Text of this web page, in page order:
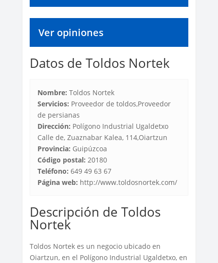
Ver opiniones
Datos de Toldos Nortek
Nombre: Toldos Nortek
Servicios: Proveedor de toldos,Proveedor
de persianas
Dirección: Polígono Industrial Ugaldetxo
Calle de, Zuaznabar Kalea, 114,Oiartzun
Provincia: Guipúzcoa
Código postal: 20180
Teléfono: 649 49 63 67
Página web: http://www.toldosnortek.com/
Descripción de Toldos
Nortek
Toldos Nortek es un negocio ubicado en
Oiartzun, en el Polígono Industrial Ugaldetxo, en